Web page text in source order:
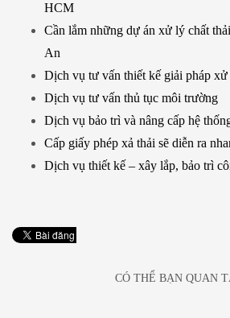
HCM
Cần lắm những dự án xử lý chất
An
Dịch vụ tư vấn thiết kế giải pháp
Dịch vụ tư vấn thủ tục môi trường
Dịch vụ bảo trì và nâng cấp hệ
Cấp giấy phép xả thải sẽ diễn ra
Dịch vụ thiết kế – xây lắp, bảo trì
CÓ THỂ BẠN QUAN